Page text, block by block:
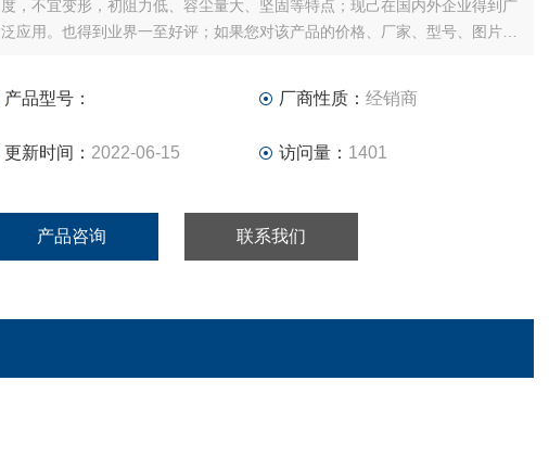
度，不宜变形，初阻力低、容尘量大、坚固等特点；现己在国内外企业得到广
泛应用。也得到业界一至好评；如果您对该产品的价格、厂家、型号、图片有
产品型号： 厂商性质： 经销商
更新时间： 2022-06-15 访问量： 1401
产品咨询 联系我们